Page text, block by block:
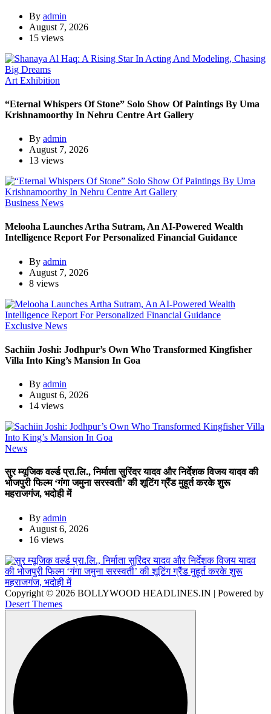
By admin
August 7, 2026
15 views
Art Exhibition
“Eternal Whispers Of Stone” Solo Show Of Paintings By Uma
Krishnamoorthy In Nehru Centre Art Gallery
By admin
August 7, 2026
13 views
Business News
Melooha Launches Artha Sutram, An AI-Powered Wealth
Intelligence Report For Personalized Financial Guidance
By admin
August 7, 2026
8 views
Exclusive News
Sachiin Joshi: Jodhpur’s Own Who Transformed Kingfisher
Villa Into King’s Mansion In Goa
By admin
August 6, 2026
14 views
News
सुर म्यूजिक वर्ल्ड प्रा.लि., निर्माता सुरिंदर यादव और निर्देशक विजय यादव की
भोजपुरी फिल्म ‘गंगा जमुना सरस्वती’ की शूटिंग ग्रैंड मुहूर्त करके शुरू
महराजगंज, भदोही में
By admin
August 6, 2026
16 views
Copyright © 2026 BOLLYWOOD HEADLINES.IN | Powered by
Desert Themes